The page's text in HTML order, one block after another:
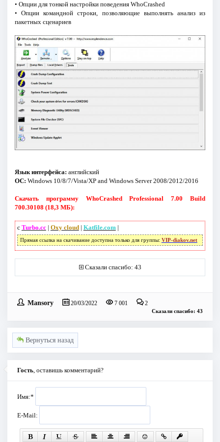
• Опции для тонкой настройки поведения WhoCrashed
• Опции командной строки, позволяющие выполнять анализ из
пакетных сценариев
Язык интерфейса: английский
ОС: Windows 10/8/7/Vista/XP and Windows Server 2008/2012/2016
Скачать программу WhoCrashed Professional 7.00 Build
700.30108 (18,3 МБ):
с Turbo.cc| Oxy cloud| Katfile.com |
Прямая ссылка на скачивание доступна только для группы: VIP-diakov.net
Сказали спасибо: 43
Mansory 20/03/2022 7 001 2
Сказали спасибо: 43
Вернуться назад
Гость , оставишь комментарий?
Имя:*
E-Mail: